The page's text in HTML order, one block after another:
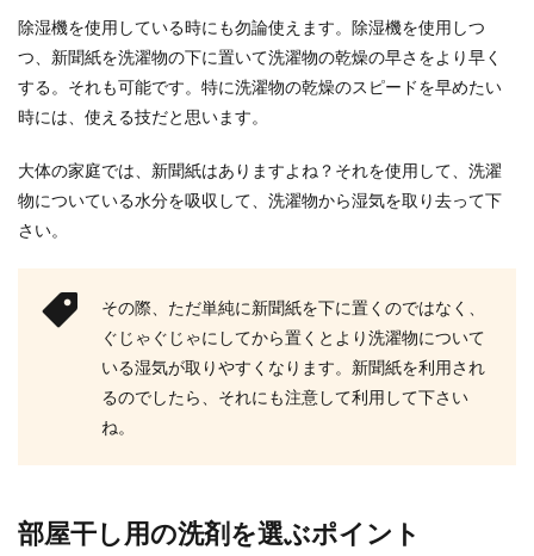
除湿機を使用している時にも勿論使えます。除湿機を使用しつ
つ、新聞紙を洗濯物の下に置いて洗濯物の乾燥の早さをより早く
する。それも可能です。特に洗濯物の乾燥のスピードを早めたい
時には、使える技だと思います。
大体の家庭では、新聞紙はありますよね？それを使用して、洗濯
物についている水分を吸収して、洗濯物から湿気を取り去って下
さい。
その際、ただ単純に新聞紙を下に置くのではなく、
ぐじゃぐじゃにしてから置くとより洗濯物について
いる湿気が取りやすくなります。新聞紙を利用され
るのでしたら、それにも注意して利用して下さい
ね。
部屋干し用の洗剤を選ぶポイント